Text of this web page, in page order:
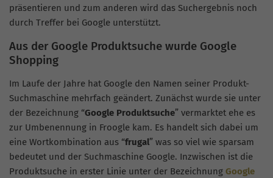
präsentieren und zum anderen wird das Suchergebnis noch
durch Treffer bei Google unterstützt.
Aus der Google Produktsuche wurde Google
Shopping
Im Laufe der Jahre hat Google den Namen seiner Produkt-
Suchmaschine mehrfach geändert. Zunächst wurde sie unter
der Bezeichnung “Google Produktsuche” vermarktet ehe es
zur Umbenennung in Froogle kam. Es handelt sich dabei um
eine Wortkombination aus “frugal” was so viel wie sparsam
bedeutet und der Suchmaschine Google. Inzwischen ist die
Produktsuche in erster Linie unter der Bezeichnung Google